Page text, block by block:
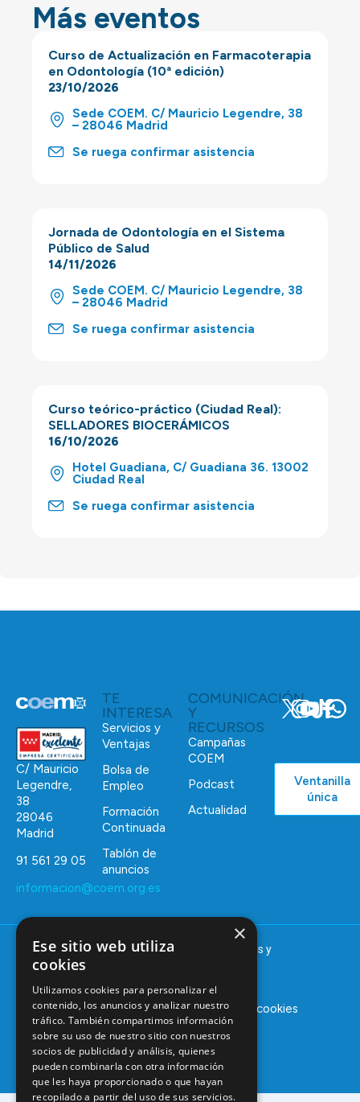
Más eventos
Curso de Actualización en Farmacoterapia
en Odontología (10ª edición)
23/10/2026
Sede COEM. C/ Mauricio Legendre, 38
– 28046 Madrid
Se ruega confirmar asistencia
Jornada de Odontología en el Sistema
Público de Salud
14/11/2026
Sede COEM. C/ Mauricio Legendre, 38
– 28046 Madrid
Se ruega confirmar asistencia
Curso teórico-práctico (Ciudad Real):
SELLADORES BIOCERÁMICOS
16/10/2026
Hotel Guadiana, C/ Guadiana 36. 13002
Ciudad Real
Se ruega confirmar asistencia
C/ Mauricio
Legendre,
38
28046
Madrid
91 561 29 05
informacion@coem.org.es
TE
INTERESA
Servicios y
Ventajas
Bolsa de
Empleo
Formación
Continuada
Tablón de
anuncios
COMUNICACIÓN
Y
RECURSOS
Campañas
COEM
Podcast
Actualidad
Ventanilla
única
© 2025 – COEM – Colegio Oficial de Odontólogos y
Estomatólogos de la I región
Aviso legalPolítica de privacidad Política de cookies
×
Ese sitio web utiliza
cookies
Utilizamos cookies para personalizar el
contenido, los anuncios y analizar nuestro
tráfico. También compartimos información
sobre su uso de nuestro sitio con nuestros
socios de publicidad y análisis, quienes
pueden combinarla con otra información
que les haya proporcionado o que hayan
recopilado a partir del uso de sus servicios.